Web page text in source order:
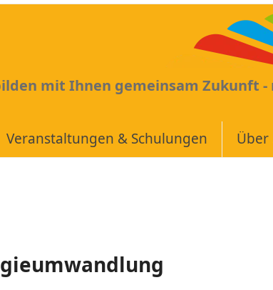
mit Ihnen gemeinsam Zukunft -
Veranstaltungen & Schulungen Über